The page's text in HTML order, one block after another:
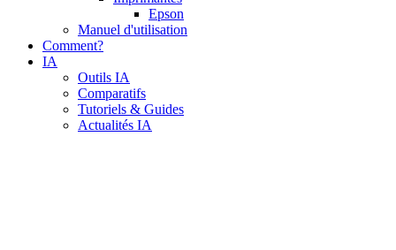
Epson
Manuel d'utilisation
Comment?
IA
Outils IA
Comparatifs
Tutoriels & Guides
Actualités IA